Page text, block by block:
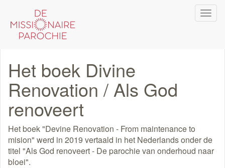
naar
gaan
Het boek Divine
Renovation / Als God
renoveert
Het boek "Devine Renovation - From maintenance to
mision" werd in 2019 vertaald in het Nederlands onder de
titel "Als God renoveert - De parochie van onderhoud naar
bloei".